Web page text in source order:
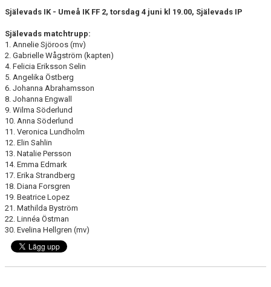
Själevads IK - Umeå IK FF 2, torsdag 4 juni kl 19.00, Själevads IP
Själevads matchtrupp:
1. Annelie Sjöroos (mv)
2. Gabrielle Wågström (kapten)
4. Felicia Eriksson Selin
5. Angelika Östberg
6. Johanna Abrahamsson
8. Johanna Engwall
9. Wilma Söderlund
10. Anna Söderlund
11. Veronica Lundholm
12. Elin Sahlin
13. Natalie Persson
14. Emma Edmark
17. Erika Strandberg
18. Diana Forsgren
19. Beatrice Lopez
21. Mathilda Byström
22. Linnéa Östman
30. Evelina Hellgren (mv)